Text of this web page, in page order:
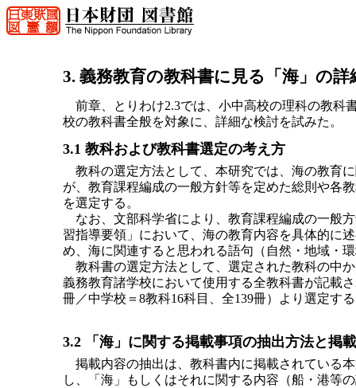
3. 義務教育の教科書に見る「海」の詳
前章、とりわけ2.3では、小中高校の理科の教科
校の教科書全般を対象に、詳細な検討を試みた。
3.1 教科および教科書選定の考え方
教科の選定方法として、本研究では、海の教育
が、教育課程編成の一般方針等を定めた総則や各
を選定する。
なお、文部科学省により、教育課程編成の一般
習指導要領」において、海の教育内容を具体的に
め、海に関連すると思われる語句（自然・地域・
教科書の選定方法として、選定された教科の中
義務教育諸学校において使用する全教科書が記載
冊／中学校＝8教科16科目、全139冊）より選定す
3.2 「海」に関する掲載事項の抽出方法と掲
掲載内容の抽出は、教科書内に掲載されている
し、「海」もしくはそれに関する内容（船・港等